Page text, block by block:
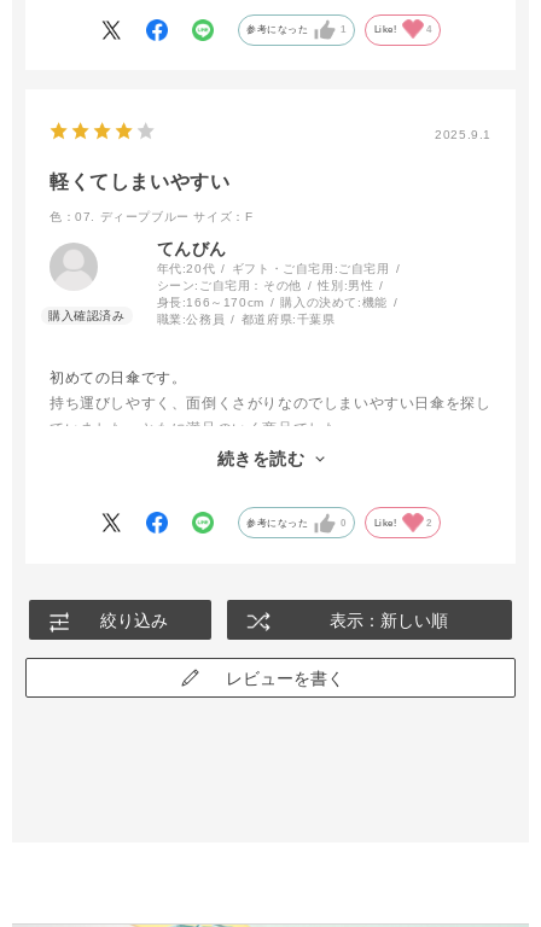
と、拘りが多くなかなか見つからない中、さらに折り畳みやすい
という条件が合致し購入に至りました。
まだ晴天の1日しか使っていませんが、購入して良かったなと思
の時はやっぱり困ってしまうので。横からの紫外線は長傘と比べ
対応できるので許容範囲かと思います。何より折り畳むのがすご
く楽なのがありがたいです。
参考になった 1 Like! 4
2025.9.1
軽くてしまいやすい
色：07. ディープブルー サイズ：F
てんびん
年代:20代 ギフト・ご自宅用:ご自宅用
シーン: ご自宅用：その他 性別:男性
身長:166～170cm 購入の決めて:機能
職業:公務員 都道府県:千葉県
初めての日傘です。
持ち運びしやすく、面倒くさがりなのでしまいやすい日傘を探し
ていました。ともに満足のいく商品でした。
ただ、風がある日は傘がグラグラするので、柄の部分はもう少し
続きを読む
参考になった 0 Like! 2
絞り込み 表示：新しい順
レビューを書く